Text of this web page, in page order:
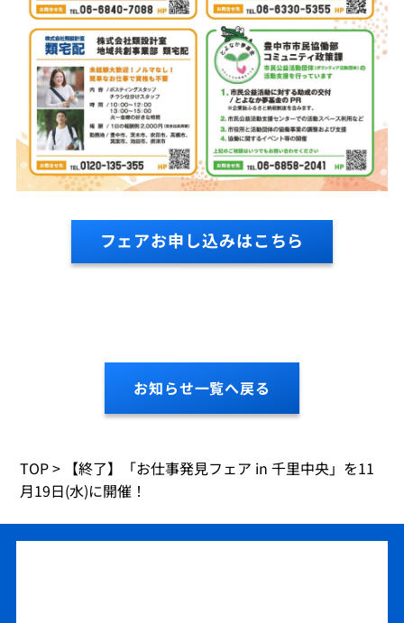
フェアお申し込みはこちら
お知らせ一覧へ戻る
TOP> 【終了】「お仕事発見フェア in 千里中央」を11
月19日(水)に開催！